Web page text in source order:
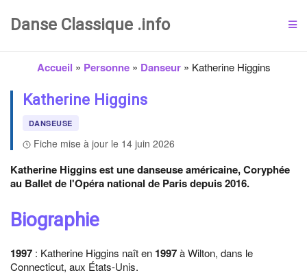
Danse Classique .info
Accueil » Personne» Danseur» Katherine Higgins
Katherine Higgins
DANSEUSE
Fiche mise à jour le 14 juin 2026
Katherine Higgins est une danseuse américaine, Coryphée
au Ballet de l'Opéra national de Paris depuis 2016.
Biographie
1997 : Katherine Higgins naît en 1997à Wilton, dans le
Connecticut, aux États-Unis.